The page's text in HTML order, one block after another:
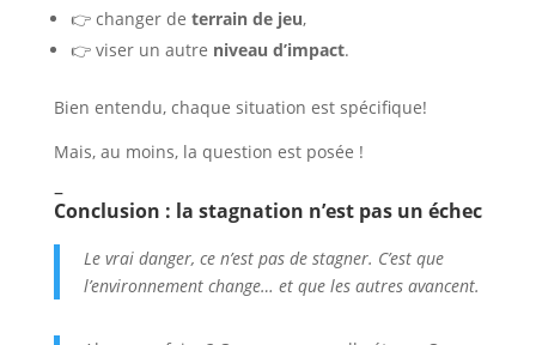
👉 changer de terrain de jeu,
👉 viser un autre niveau d’impact.
Bien entendu, chaque situation est spécifique!
Mais, au moins, la question est posée !
–
Conclusion : la stagnation n’est pas un échec
Le vrai danger, ce n’est pas de stagner. C’est que
l’environnement change… et que les autres avancent.